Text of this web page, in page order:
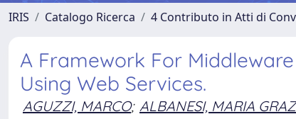
IRIS Catalogo Ricerca 4 Contributo in Atti di
A Framework For
Using Web Services.
AGUZZI, MARCO; ALBANESI, MARIA